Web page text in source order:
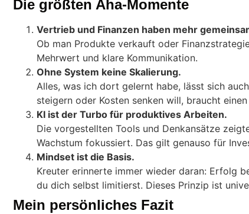
Die größten Aha-Momente
Vertrieb und Finanzen haben mehr
Ob man Produkte verkauft oder
Mehrwert und klare Kommunikation.
Ohne System keine Skalierung.
Alles, was ich dort gelernt habe, lässt sich
steigern oder Kosten senken will, braucht
KI ist der Turbo für produktives Arbeiten.
Die vorgestellten Tools und Denkansätze
Wachstum fokussiert. Das gilt genauso für
Mindset ist die Basis.
Kreuter erinnerte immer wieder daran: Erfolg
du dich selbst limitierst. Dieses Prinzip ist
Mein persönliches Fazit